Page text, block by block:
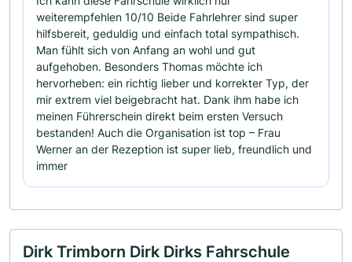
weiterempfehlen 10/10 Beide Fahrlehrer sind super
hilfsbereit, geduldig und einfach total sympathisch.
Man fühlt sich von Anfang an wohl und gut
aufgehoben. Besonders Thomas möchte ich
hervorheben: ein richtig lieber und korrekter Typ, der
mir extrem viel beigebracht hat. Dank ihm habe ich
meinen Führerschein direkt beim ersten Versuch
bestanden! Auch die Organisation ist top – Frau
Werner an der Rezeption ist super lieb, freundlich und
immer
Dirk Trimborn Dirk Dirks Fahrschule